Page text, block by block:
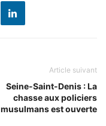
Article suivant
Seine-Saint-Denis : La
chasse aux policiers
musulmans est ouverte